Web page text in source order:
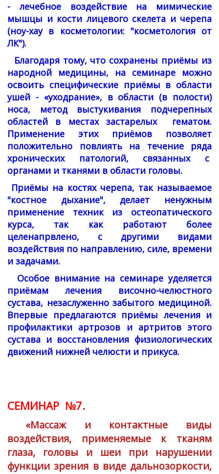
- лечебное воздействие на мимические
мышцы и кости лицевого скелета и черепа
(ноу-хау в косметологии: "косметология от
ЛК").
Благодаря тому, что сохранены приёмы из
народной медицины, на семинаре можно
освоить специфические приёмы в области
ушей - «уходрание», в области (в полости)
носа, метод выстукивания подчерепных
областей в местах застарелых гематом.
Применение этих приёмов позволяет
положительно повлиять на течение ряда
хронических патологий, связанных с
органами и тканями в области головы.
Приёмы на костях черепа, так называемое
"костное дыхание", делает ненужным
применение техник из остеопатического
курса, так как работают более
целенапрвлено, с другими видами
воздействия по направлению, силе, времени
и задачами.
Особое внимание на семинаре уделяется
приёмам лечения височно-челюстного
сустава, незаслуженно забытого медициной.
Впервые предлагаются приёмы лечения и
профилактики артрозов и артритов этого
сустава и восстановления физиологических
движений нижней челюсти и прикуса.
СЕМИНАР №7.
«Массаж и контактные виды
воздействия, применяемые к тканям
глаза, головы и шеи при нарушении
функции зрения в виде дальнозоркости,